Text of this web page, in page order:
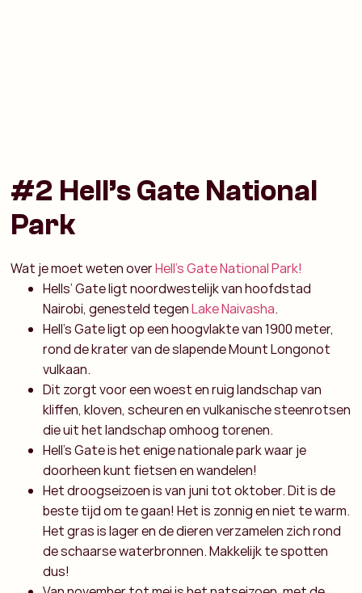
#2 Hell’s Gate National
Park
Wat je moet weten overHell’s Gate National Park!
Hells’ Gate ligt noordwestelijk van hoofdstad
Nairobi, genesteld tegenLake Naivasha.
Hell’s Gate ligt op een hoogvlakte van 1900 meter,
rond de krater van de slapende Mount Longonot
vulkaan.
Dit zorgt voor een woest en ruig landschap van
kliffen, kloven, scheuren en vulkanische steenrotsen
die uit het landschap omhoog torenen.
Hell’s Gate is het enige nationale park waar je
doorheen kunt fietsen en wandelen!
Het droogseizoen is van juni tot oktober. Dit is de
beste tijd om te gaan! Het is zonnig en niet te warm.
Het gras is lager en de dieren verzamelen zich rond
de schaarse waterbronnen. Makkelijk te spotten
dus!